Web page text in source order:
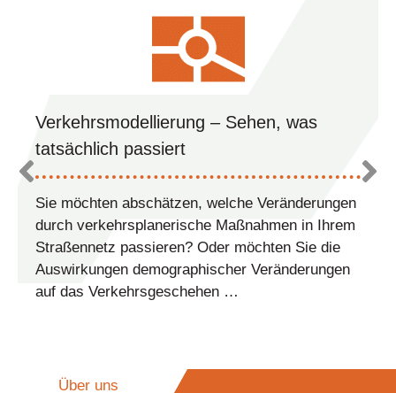
Verkehrsmodellierung ‒ Sehen, was
tatsächlich passiert
Sie möchten abschätzen, welche Ver­änderungen
durch verkehrs­planerische Maßnahmen in Ihrem
Straßennetz pas­sieren? Oder möchten Sie die
Aus­wir­kungen demographischer Ver­änderungen
auf das Verkehrs­geschehen …
Über uns